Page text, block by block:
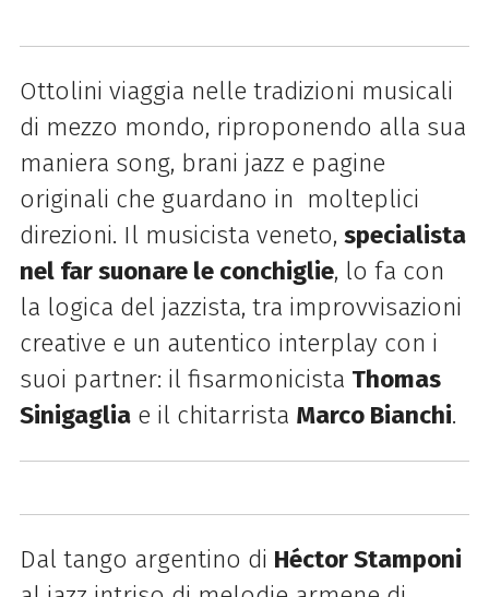
Ottolini viaggia nelle tradizioni musicali
di mezzo mondo, riproponendo alla sua
maniera song, brani jazz e pagine
originali che guardano in molteplici
direzioni. Il musicista veneto, specialista
nel far suonare le conchiglie, lo fa con
la logica del jazzista, tra improvvisazioni
creative e un autentico interplay con i
suoi partner: il fisarmonicista Thomas
Sinigagliae il chitarrista Marco Bianchi.
Dal tango argentino di Héctor Stamponi